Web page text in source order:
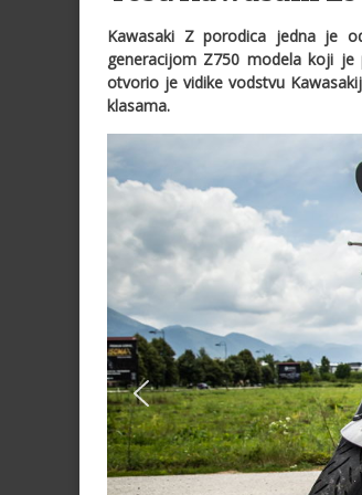
Kawasaki Z porodica jedna je
generacijom Z750 modela koji
otvorio je vidike vodstvu
klasama.